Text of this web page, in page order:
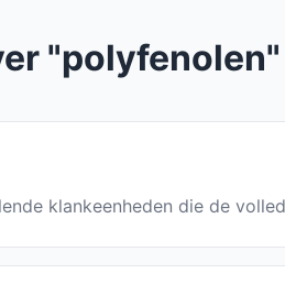
"polyfenolen"
klankeenheden die de